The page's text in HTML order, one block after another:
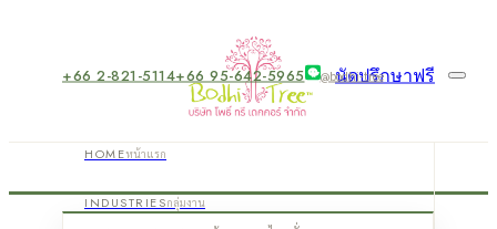
นัดปรึกษาฟรี
+66 2-821-5114+66 95-642-5965 @bodhi-tree
HOMEหน้าแรก
INDUSTRIESกลุ่มงาน